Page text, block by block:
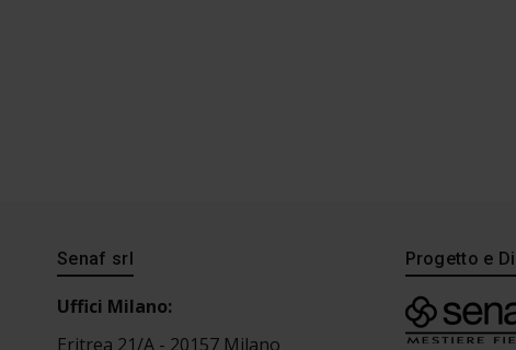
Senaf srl
Uffici Milano:
Eritrea 21/A - 20157 Milano
Progetto e